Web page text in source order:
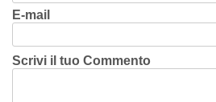
E-mail
Scrivi il tuo Commento